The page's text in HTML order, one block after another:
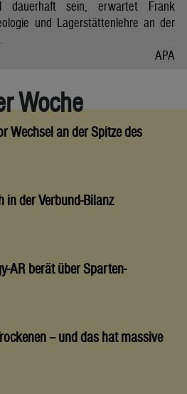
dauerhaft sein, erwartet Frank
und Lagerstättenlehre an der
APA
Woche
Wechsel an der Spitze des
in der Verbund-Bilanz
AR berät über Sparten-
– und das hat massive